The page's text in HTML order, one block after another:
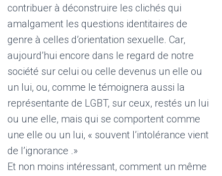
contribuer à déconstruire les clichés qui
amalgament les questions identitaires de
genre à celles d’orientation sexuelle. Car,
aujourd’hui encore dans le regard de notre
société sur celui ou celle devenus un elle ou
un lui, ou, comme le témoignera aussi la
représentante de LGBT, sur ceux, restés un lui
ou une elle, mais qui se comportent comme
une elle ou un lui, « souvent l’intolérance vient
de l’ignorance .»
Et non moins intéressant, comment un même